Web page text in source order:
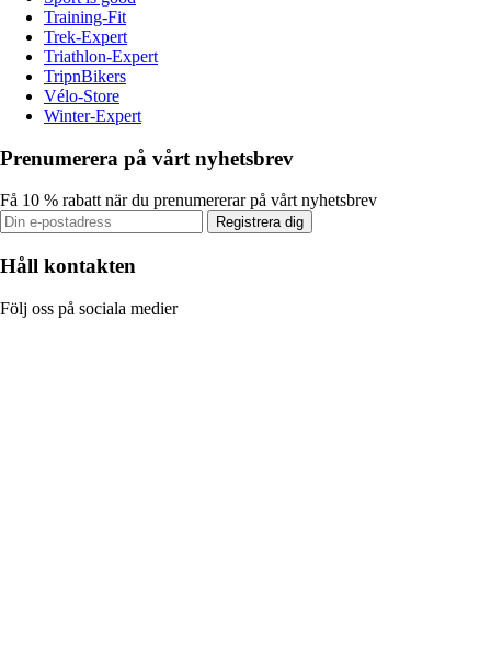
Training-Fit
Trek-Expert
Triathlon-Expert
TripnBikers
Vélo-Store
Winter-Expert
Prenumerera på vårt nyhetsbrev
Få 10 % rabatt när du prenumererar på vårt nyhetsbrev
Registrera dig
Håll kontakten
Följ oss på sociala medier